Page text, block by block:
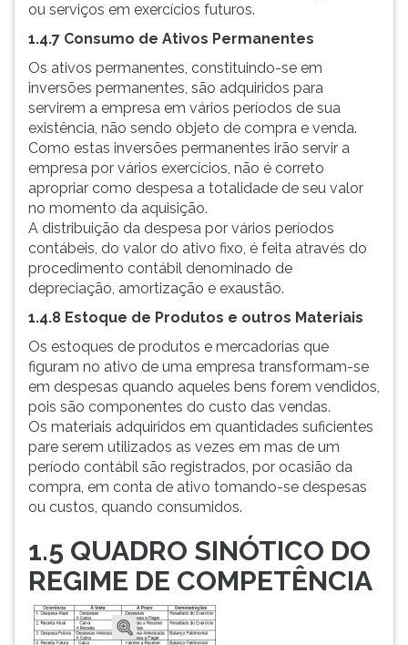
ou serviços em exercícios futuros.
1.4.7 Consumo de Ativos Permanentes
Os ativos permanentes, constituindo-se em
inversões permanentes, são adquiridos para
servirem a empresa em vários períodos de sua
existência, não sendo objeto de compra e venda.
Como estas inversões permanentes irão servir a
empresa por vários exercícios, não é correto
apropriar como despesa a totalidade de seu valor
no momento da aquisição.
A distribuição da despesa por vários períodos
contábeis, do valor do ativo fixo, é feita através do
procedimento contábil denominado de
depreciação, amortização e exaustão.
1.4.8 Estoque de Produtos e outros Materiais
Os estoques de produtos e mercadorias que
figuram no ativo de uma empresa transformam-se
em despesas quando aqueles bens forem vendidos,
pois são componentes do custo das vendas.
Os materiais adquiridos em quantidades suficientes
pare serem utilizados as vezes em mas de um
período contábil são registrados, por ocasião da
compra, em conta de ativo tomando-se despesas
ou custos, quando consumidos.
1.5 QUADRO SINÓTICO DO
REGIME DE COMPETÊNCIA